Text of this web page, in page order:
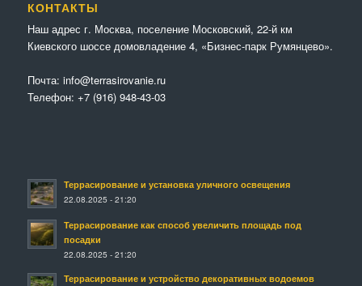
КОНТАКТЫ
Наш адрес г. Москва, поселение Московский, 22-й км
Киевского шоссе домовладение 4, «Бизнес-парк Румянцево».
Почта: info@terrasirovanie.ru
Телефон: +7 (916) 948-43-03
Террасирование и установка уличного освещения
22.08.2025 - 21:20
Террасирование как способ увеличить площадь под
посадки
22.08.2025 - 21:20
Террасирование и устройство декоративных водоемов